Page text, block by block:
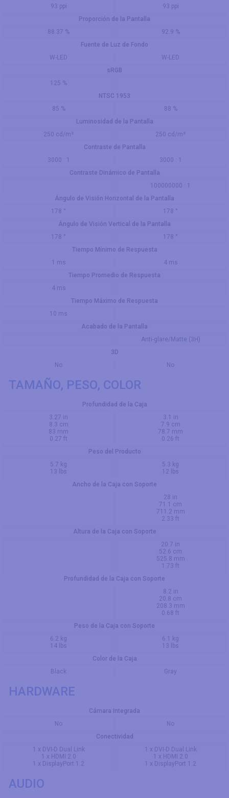
93 ppi
93 ppi
Proporción de la Pantalla
88.37 %
92.9 %
Fuente de Luz de Fondo
W-LED
W-LED
sRGB
125 %
NTSC 1953
85 %
88 %
Luminosidad de la Pantalla
250 cd/m²
250 cd/m²
Contraste de Pantalla
3000 : 1
3000 : 1
Contraste Dinámico de Pantalla
100000000 : 1
Ángulo de Visión Horizontal de la Pantalla
178 °
178 °
Ángulo de Visión Vertical de la Pantalla
178 °
178 °
Tiempo Mínimo de Respuesta
1 ms
4 ms
Tiempo Promedio de Respuesta
4 ms
Tiempo Máximo de Respuesta
10 ms
Acabado de la Pantalla
Anti-glare/Matte (3H)
3D
No
No
TAMAÑO, PESO, COLOR
Profundidad de la Caja
3.27 in
8.3 cm
83 mm
0.27 ft
3.1 in
7.9 cm
78.7 mm
0.26 ft
Peso del Producto
5.7 kg
13 lbs
5.3 kg
12 lbs
Ancho de la Caja con Soporte
28 in
71.1 cm
711.2 mm
2.33 ft
Altura de la Caja con Soporte
20.7 in
52.6 cm
525.8 mm
1.73 ft
Profundidad de la Caja con Soporte
8.2 in
20.8 cm
208.3 mm
0.68 ft
Peso de la Caja con Soporte
6.2 kg
14 lbs
6.1 kg
13 lbs
Color de la Caja
Black
Gray
HARDWARE
Cámara Integrada
No
No
Conectividad
1 x DVI-D Dual Link
1 x HDMI 2.0
1 x DisplayPort 1.2
1 x DVI-D Dual Link
1 x HDMI 2.0
1 x DisplayPort 1.2
AUDIO